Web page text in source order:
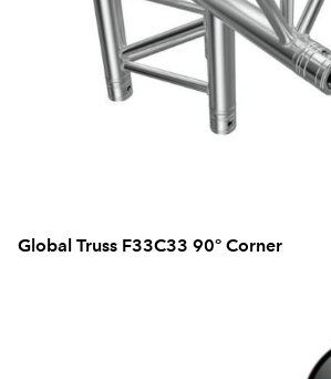
Global Truss F33C33 90° Corner